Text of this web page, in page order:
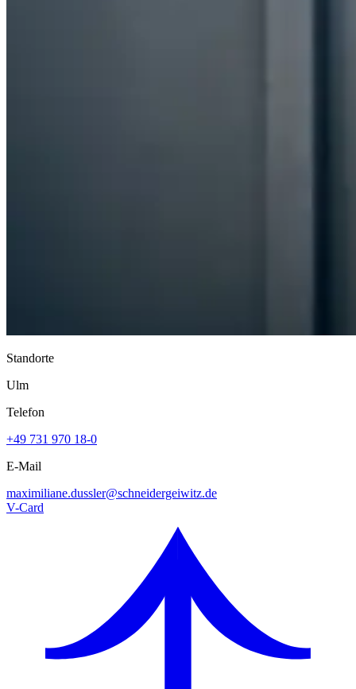
Standorte
Ulm
Telefon
+49 731 970 18-0
E-Mail
maximiliane.dussler@schneidergeiwitz.de
V-Card